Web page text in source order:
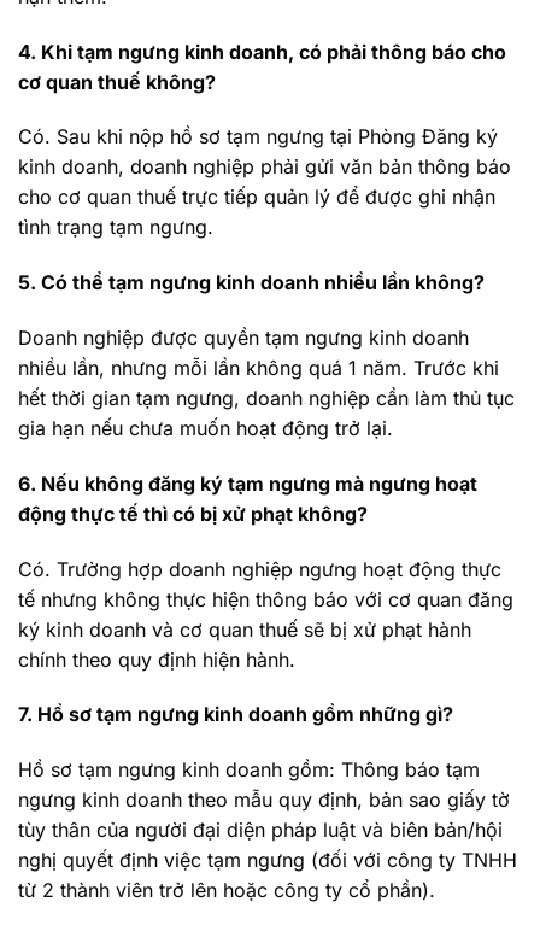
4. Khi tạm ngưng kinh doanh, có phải thông báo cho
cơ quan thuế không?
Có. Sau khi nộp hồ sơ tạm ngưng tại Phòng Đăng ký
kinh doanh, doanh nghiệp phải gửi văn bản thông báo
cho cơ quan thuế trực tiếp quản lý để được ghi nhận
tình trạng tạm ngưng.
5. Có thể tạm ngưng kinh doanh nhiều lần không?
Doanh nghiệp được quyền tạm ngưng kinh doanh
nhiều lần, nhưng mỗi lần không quá 1 năm. Trước khi
hết thời gian tạm ngưng, doanh nghiệp cần làm thủ tục
gia hạn nếu chưa muốn hoạt động trở lại.
6. Nếu không đăng ký tạm ngưng mà ngưng hoạt
động thực tế thì có bị xử phạt không?
Có. Trường hợp doanh nghiệp ngưng hoạt động thực
tế nhưng không thực hiện thông báo với cơ quan đăng
ký kinh doanh và cơ quan thuế sẽ bị xử phạt hành
chính theo quy định hiện hành.
7. Hồ sơ tạm ngưng kinh doanh gồm những gì?
Hồ sơ tạm ngưng kinh doanh gồm: Thông báo tạm
ngưng kinh doanh theo mẫu quy định, bản sao giấy tờ
tùy thân của người đại diện pháp luật và biên bản/hội
nghị quyết định việc tạm ngưng (đối với công ty TNHH
từ 2 thành viên trở lên hoặc công ty cổ phần).